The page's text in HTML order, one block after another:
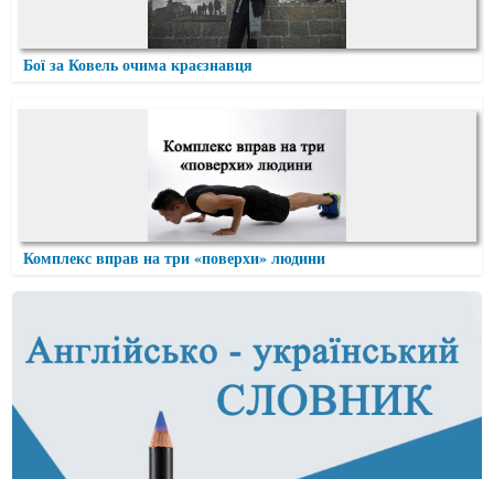
Бої за Ковель очима краєзнавця
Комплекс вправ на три «поверхи» людини